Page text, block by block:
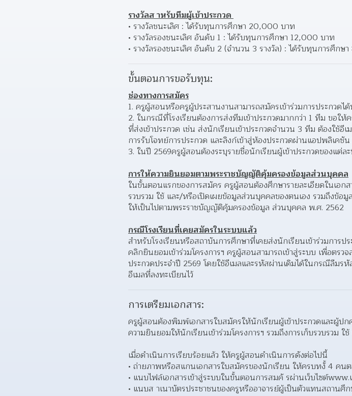
รางวัลส าหรับทีมผู้เข้าประกวด
รางวัลชนะเลิศ : ได้รับทุนการศึกษา 20,000 บาท
รางวัลรองชนะเลิศ อันดับ 1 : ได้รับทุนการศึกษา 12,000 บาท
รางวัลรองชนะเลิศ อันดับ 2 (จำนวน 3 รางวัล) : ได้รับทุนการศึกษ
ขั้นตอนการขอรับทุน:
ช่องทางการสมัคร
ครูผู้สอนหรือครูผู้ประสานงานสามารถสมัครเข้าร่วมการประกวดไ
ในกรณีที่โรงเรียนต้องการส่งทีมเข้าประกวดมากกว่า 1 ทีม ขอ
ที่ส่งเข้าประกวด เช่น ส่งนักเรียนเข้าประกวดจำนวน 3 ทีม ต้องใช้
การรับโจทย์การประกวด และลิงก์เข้าสู่ห้องประกวดผ่านแอปพลิเค
ในปี 2569ครูผู้สอนต้องระบุรายชื่อนักเรียนผู้เข้าประกวดของแ
การให้ความยินยอมตามพระราชบัญญัติคุ้มครองข้อมูลส่วนบุคคล
ในขั้นตอนแรกของการสมัคร ครูผู้สอนต้องศึกษารายละเอียดในเอก
รวบรวม ใช้ และ/หรือเปิดเผยข้อมูลส่วนบุคคลของตนเอง รวมถึงข้อ
ให้เป็นไปตามพระราชบัญญัติคุ้มครองข้อมูล ส่วนบุคคล พ.ศ. 2562
กรณีโรงเรียนที่เคยสมัครในระบบแล้ว
สำหรับโรงเรียนหรือสถาบันการศึกษาที่เคยส่งนักเรียนเข้าร่วมการป
คลิกยินยอมเข้าร่วมโครงการฯ ครูผู้สอนสามารถเข้าสู่ระบบ เพื่อตร
ประกวดประจำปี 2569 โดยใช้อีเมลและรหัสผ่านเดิมได้ในกรณีลืม
อีเมลที่ลงทะเบียนไว้
การเตรียมเอกสาร:
ครูผู้สอนต้องพิมพ์เอกสารใบสมัครให้นักเรียนผู้เข้าประกวดและผู้
ความยินยอมให้นักเรียนเข้าร่วมโครงการฯ รวมถึงการเก็บรวบรวม
เมื่อดำเนินการเรียบร้อยแล้ว ให้ครูผู้สอนดำเนินการดังต่อไปนี้
ถ่ายภาพหรือสแกนเอกสารใบสมัครของนักเรียน ให้ครบทงั้ 4 คน
แนบไฟล์เอกสารเข้าสู่ระบบในขั้นตอนการสมคั รผ่านเว็บไซต์www.
แนบส าเนาบัตรประชาชนของครูหรืออาจารย์ผู้เป็นตัวแทนสถานศึ